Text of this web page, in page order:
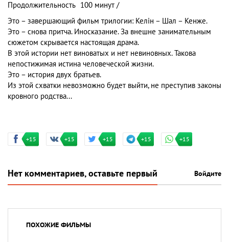
Продолжительность 100 минут /
Это – завершающий фильм трилогии: Келін – Шал – Кенже.
Это – снова притча. Иносказание. За внешне занимательным
сюжетом скрывается настоящая драма.
В этой истории нет виноватых и нет невиновных. Такова
непостижимая истина человеческой жизни.
Это – история двух братьев.
Из этой схватки невозможно будет выйти, не преступив законы
кровного родства...
+15 +15 +15 +15 +15
Нет комментариев, оставьте первый Войдите
ПОХОЖИЕ ФИЛЬМЫ